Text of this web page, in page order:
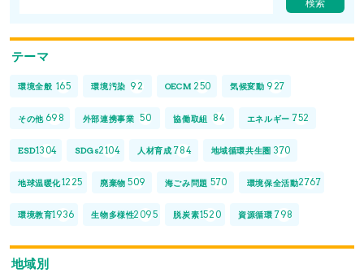
テーマ
環境全般 165 環境汚染 92 OECM 250 気候変動 927
その他 698 外部連携事業 50 協働取組 84 エネルギー 752
ESD1304 SDGs2104 人材育成 784 地域循環共生圏 370
地球温暖化1225 廃棄物 509 海ごみ問題 570 環境保全活動2767
環境教育1936 生物多様性2095 脱炭素1520 資源循環 798
地域別